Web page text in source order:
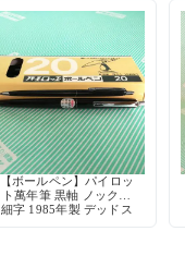
【ボールペン】パイロッ
ト萬年筆 黒軸 ノック式
細字 1985年製 デッドス